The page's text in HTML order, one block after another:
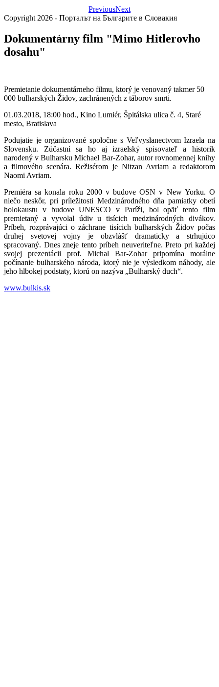
PreviousNext
Copyright 2026 - Порталът на Българите в Словакия
Dokumentárny film "Mimo Hitlerovho
dosahu"
Premietanie dokumentárneho filmu, ktorý je venovaný takmer 50
000 bulharských Židov, zachránených z táborov smrti.
01.03.2018, 18:00 hod., Kino Lumiér, Špitálska ulica č. 4, Staré
mesto, Bratislava
Podujatie je organizované spoločne s Veľvyslanectvom Izraela na
Slovensku. Zúčastní sa ho aj izraelský spisovateľ a historik
narodený v Bulharsku Michael Bar-Zohar, autor rovnomennej knihy
a filmového scenára. Režisérom je Nitzan Avriam a redaktorom
Naomi Avriam.
Premiéra sa konala roku 2000 v budove OSN v New Yorku. O
niečo neskôr, pri príležitosti Medzinárodného dňa pamiatky obetí
holokaustu v budove UNESCO v Paríži, bol opäť tento film
premietaný a vyvolal údiv u tisícich medzinárodných divákov.
Príbeh, rozprávajúci o záchrane tisícich bulharských Židov počas
druhej svetovej vojny je obzvlášť dramaticky a strhujúco
spracovaný. Dnes zneje tento príbeh neuveriteľne. Preto pri každej
svojej prezentácii prof. Michal Bar-Zohar pripomína morálne
počínanie bulharského národa, ktorý nie je výsledkom náhody, ale
jeho hlbokej podstaty, ktorú on nazýva „Bulharský duch“.
www.bulkis.sk